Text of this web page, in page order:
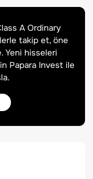
A Ordinary
takip et, öne
Yeni hisseleri
Papara Invest ile